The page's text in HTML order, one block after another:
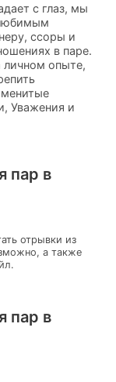
с глаз, мы
ссоры и
в паре.
личном опыте,
Уважения и
пар в
отрывки из
а также
пар в